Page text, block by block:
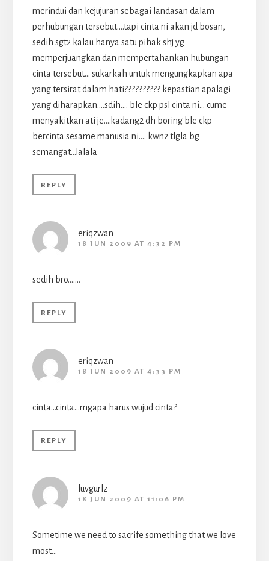
merindui dan kejujuran sebagai landasan dalam
perhubungan tersebut….tapi cinta ni akan jd bosan,
sedih sgt2 kalau hanya satu pihak shj yg
memperjuangkan dan mempertahankan hubungan
cinta tersebut… sukarkah untuk mengungkapkan apa
yang tersirat dalam hati?????????? kepastian apalagi
yang diharapkan….sdih…. ble ckp psl cinta ni… cume
menyakitkan ati je….kadang2 dh boring ble ckp
bercinta sesame manusia ni…. kwn2 tlgla bg
semangat…lalala
REPLY
eriqzwan
18 JUN 2009 AT 4:32 PM
sedih bro…….
REPLY
eriqzwan
18 JUN 2009 AT 4:33 PM
cinta…cinta…mgapa harus wujud cinta?
REPLY
luvgurlz
18 JUN 2009 AT 11:06 PM
Sometime we need to sacrife something that we love
most…